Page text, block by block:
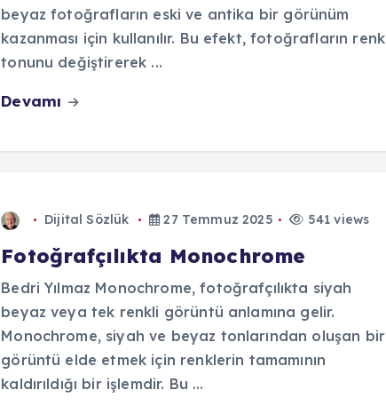
beyaz fotoğrafların eski ve antika bir görünüm
kazanması için kullanılır. Bu efekt, fotoğrafların renk
tonunu değiştirerek ...
Devamı
Dijital Sözlük 27 Temmuz 2025 541 views
Fotoğrafçılıkta Monochrome
Bedri Yılmaz Monochrome, fotoğrafçılıkta siyah
beyaz veya tek renkli görüntü anlamına gelir.
Monochrome, siyah ve beyaz tonlarından oluşan bir
görüntü elde etmek için renklerin tamamının
kaldırıldığı bir işlemdir. Bu ...